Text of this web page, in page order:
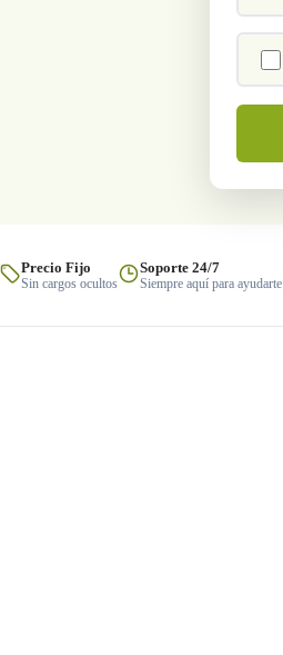
Precio Fijo
Sin cargos ocultos
Soporte 24/7
Siempre aquí para ayudarte